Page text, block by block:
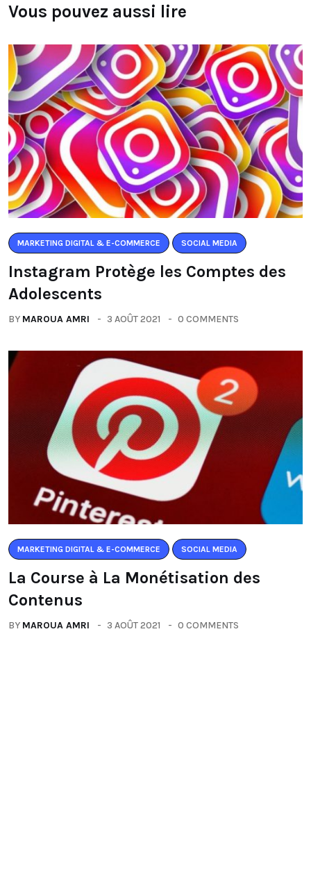
Vous pouvez aussi lire
MARKETING DIGITAL & E-COMMERCE SOCIAL MEDIA
Instagram Protège les Comptes des
Adolescents
BY MAROUA AMRI 3 AOÛT 2021 0 COMMENTS
MARKETING DIGITAL & E-COMMERCE SOCIAL MEDIA
La Course à La Monétisation des
Contenus
BY MAROUA AMRI 3 AOÛT 2021 0 COMMENTS